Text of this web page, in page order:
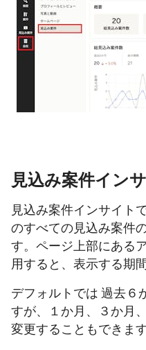
見込み案件イン
見込み案件インサイト
のすべての見込み案件
す。ページ上部にある
用すると、表示する期
デフォルトでは 過去６
すが、１か月、３か月
変更することもできます